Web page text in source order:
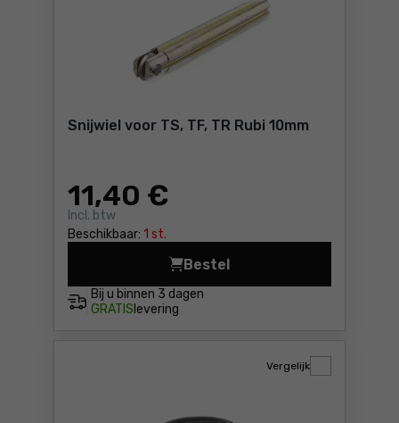
Snijwiel voor TS, TF, TR Rubi 10mm
11,40 €
Incl. btw
Beschikbaar: 1 st.
Bij u binnen 3 dagen
GRATIS levering
Bestel
Snijwiel voor TS, TF, TR
Vergelijk